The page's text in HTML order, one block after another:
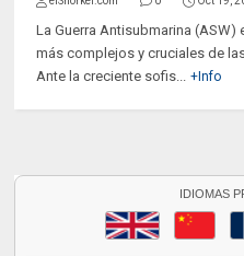
La Guerra Antisubmarina
más complejos y cruciales de
Ante la creciente sofis... +Info
IDIOMAS